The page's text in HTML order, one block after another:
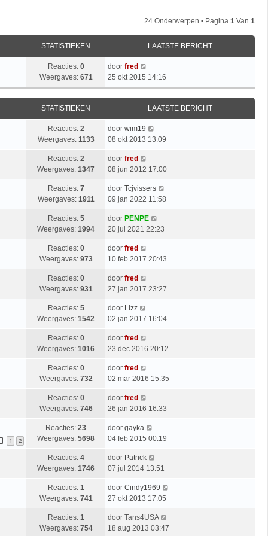
24 Onderwerpen • Pagina 1 Van 1
STATISTIEKEN LAATSTE BERICHT
Reacties: 0
Weergaves: 671
door fred
25 okt 2015 14:16
STATISTIEKEN LAATSTE BERICHT
Reacties: 2
Weergaves: 1133
door wim19
08 okt 2013 13:09
Reacties: 2
Weergaves: 1347
door fred
08 jun 2012 17:00
Reacties: 7
Weergaves: 1911
door Tcjvissers
09 jan 2022 11:58
Reacties: 5
Weergaves: 1994
door PENPE
20 jul 2021 22:23
Reacties: 0
Weergaves: 973
door fred
10 feb 2017 20:43
Reacties: 0
Weergaves: 931
door fred
27 jan 2017 23:27
Reacties: 5
Weergaves: 1542
door Lizz
02 jan 2017 16:04
Reacties: 0
Weergaves: 1016
door fred
23 dec 2016 20:12
Reacties: 0
Weergaves: 732
door fred
02 mar 2016 15:35
Reacties: 0
Weergaves: 746
door fred
26 jan 2016 16:33
1 2
Reacties: 23
Weergaves: 5698
door gayka
04 feb 2015 00:19
Reacties: 4
Weergaves: 1746
door Patrick
07 jul 2014 13:51
Reacties: 1
Weergaves: 741
door Cindy1969
27 okt 2013 17:05
Reacties: 1
Weergaves: 754
door Tans4USA
18 aug 2013 03:47